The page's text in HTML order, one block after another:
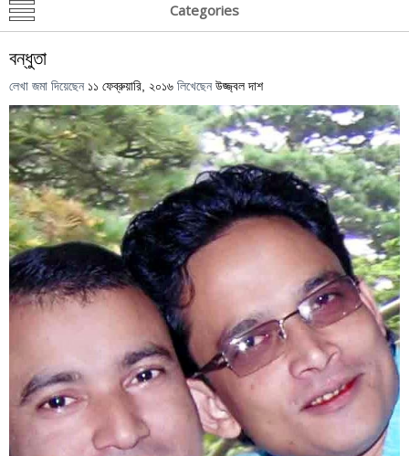
Categories
বন্ধুতা
লেখা জমা দিয়েছেন ১১ ফেব্রুয়ারি, ২০১৬ লিখেছেন উজ্জ্বল দাশ